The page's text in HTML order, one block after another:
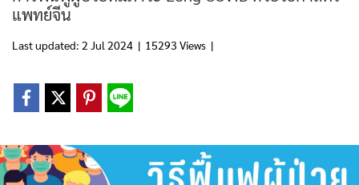
แพทย์จีน
Last updated: 2 Jul 2024 | 15293 Views |